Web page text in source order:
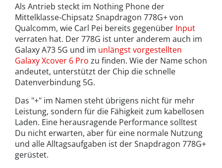
Als Antrieb steckt im Nothing Phone der
Mittelklasse-Chipsatz Snapdragon 778G+ von
Qualcomm, wie Carl Pei bereits gegenüber Input
verraten hat. Der 778G ist unter anderem auch im
Galaxy A73 5G und im unlängst vorgestellten
Galaxy Xcover 6 Pro zu finden. Wie der Name schon
andeutet, unterstützt der Chip die schnelle
Datenverbindung 5G.
Das "+" im Namen steht übrigens nicht für mehr
Leistung, sondern für die Fähigkeit zum kabellosen
Laden. Eine herausragende Performance solltest
Du nicht erwarten, aber für eine normale Nutzung
und alle Alltagsaufgaben ist der Snapdragon 778G+
gerüstet.